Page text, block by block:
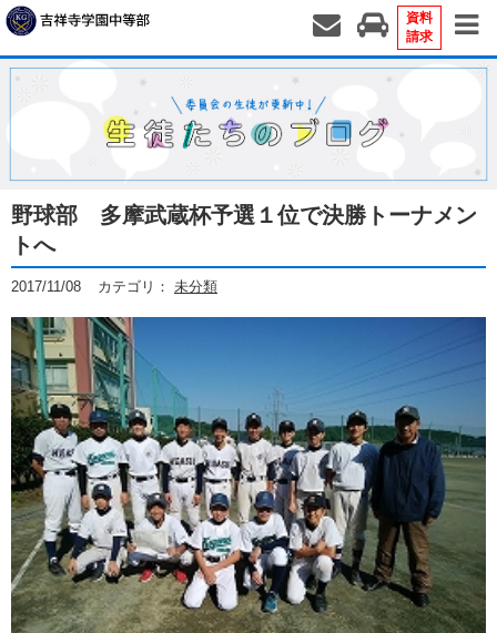
資料
請求
野球部 多摩武蔵杯予選１位で決勝トーナメン
トへ
2017/11/08 カテゴリ： 未分類